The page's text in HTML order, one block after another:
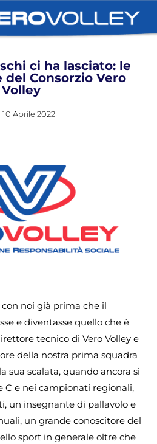
ci ha lasciato: le
del Consorzio Vero
Volley
10 Aprile 2022
con noi già prima che il
e diventasse quello che è
tecnico di Vero Volley e
della nostra prima squadra
sua scalata, quando ancora si
C e nei campionati regionali,
un insegnante di pallavolo e
un grande conoscitore del
sport in generale oltre che